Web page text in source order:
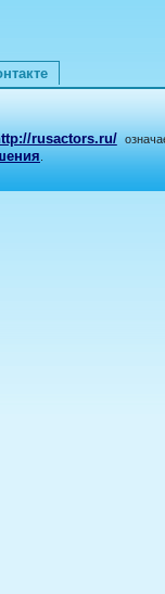
rusactors.ru/